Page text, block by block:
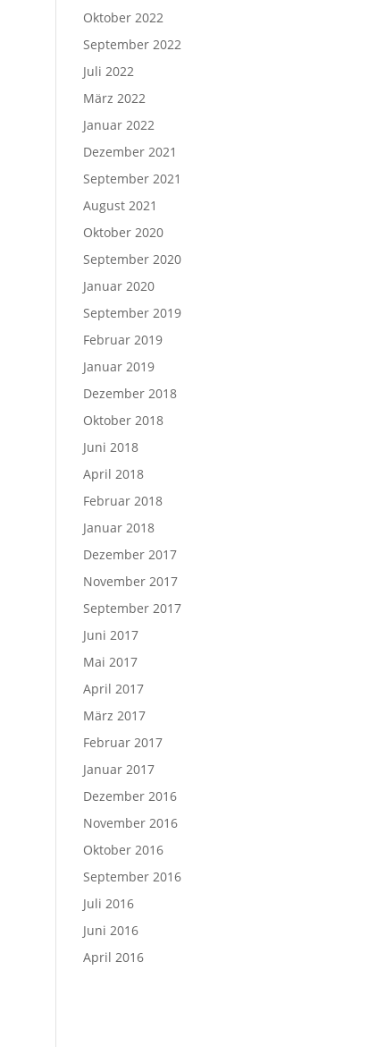
Oktober 2022
September 2022
Juli 2022
März 2022
Januar 2022
Dezember 2021
September 2021
August 2021
Oktober 2020
September 2020
Januar 2020
September 2019
Februar 2019
Januar 2019
Dezember 2018
Oktober 2018
Juni 2018
April 2018
Februar 2018
Januar 2018
Dezember 2017
November 2017
September 2017
Juni 2017
Mai 2017
April 2017
März 2017
Februar 2017
Januar 2017
Dezember 2016
November 2016
Oktober 2016
September 2016
Juli 2016
Juni 2016
April 2016